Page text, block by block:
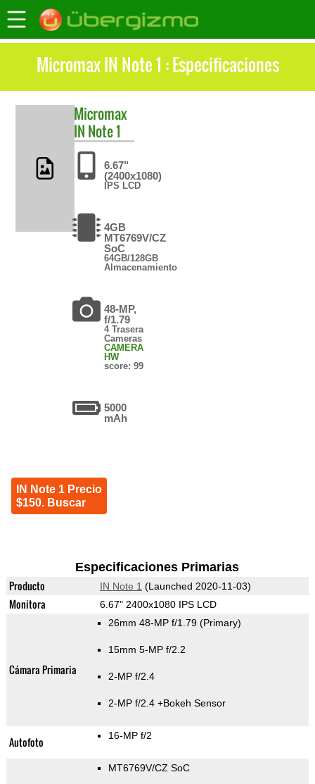
Micromax IN Note 1 : Especificaciones
Micromax
IN Note 1
6.67"
(2400x1080)
IPS LCD
4GB
MT6769V/CZ
SoC
64GB/128GB
Almacenamiento
48-MP,
f/1.79
4 Trasera
Cameras
CAMERA
HW
score: 99
5000
mAh
IN Note 1 Precio
$150. Buscar
Especificaciones Primarias
Producto IN Note 1 (Launched 2020-11-03)
Monitora 6.67" 2400x1080 IPS LCD
Cámara Primaria
26mm 48-MP f/1.79 (Primary)
15mm 5-MP f/2.2
2-MP f/2.4
2-MP f/2.4 +Bokeh Sensor
Autofoto 16-MP f/2
MT6769V/CZ SoC